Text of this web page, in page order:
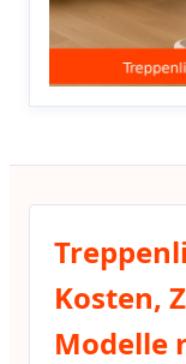
Kosten,
Modelle